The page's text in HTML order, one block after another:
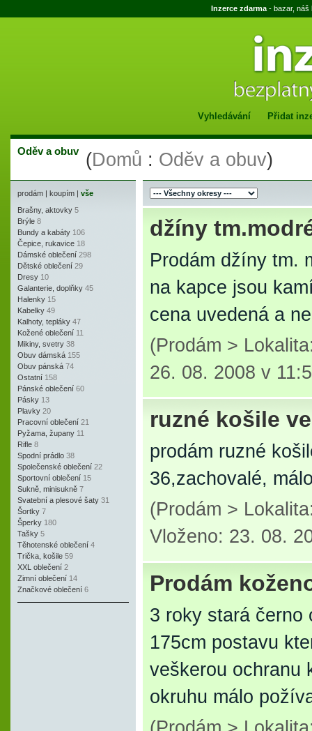
Inzerce zdarma - bazar, náš
Vyhledávání Přidat
Oděv a obuv (Domů : Oděv a obuv)
prodám | koupím | vše
Brašny, aktovky 5
Brýle 8
Bundy a kabáty 106
Čepice, rukavice 18
Dámské oblečení 298
Dětské oblečení 29
Dresy 10
Galanterie, doplňky 45
Halenky 15
Kabelky 49
Kalhoty, tepláky 47
Kožené oblečení 11
Mikiny, svetry 38
Obuv dámská 155
Obuv pánská 74
Ostatní 158
Pánské oblečení 60
Pásky 13
Plavky 20
Pracovní oblečení 21
Pyžama, župany 11
Rifle 8
Spodní prádlo 38
Společenské oblečení 22
Sportovní oblečení 15
Sukně, minisukně 7
Svatební a plesové šaty 31
Šortky 7
Šperky 180
Tašky 5
Těhotenské oblečení 4
Trička, košile 59
XXL oblečení 2
Zimní oblečení 14
Značkové oblečení 6
džíny
Prodám džíny tm.
na kapce jsou
cena uvedená a
(Prodám >
26. 08. 2008 v
ruzné košile
prodám ruzné
36,zachovalé,
(Prodám >
Vloženo: 23. 08.
Prodám
3 roky stará černo
175cm postavu
veškerou ochranu
okruhu málo